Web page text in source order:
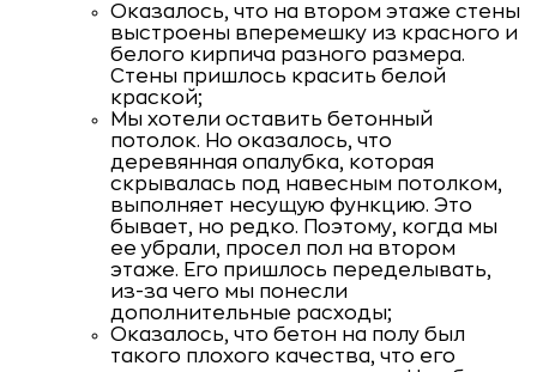
Оказалось, что на втором этаже стены
выстроены вперемешку из красного и
белого кирпича разного размера.
Стены пришлось красить белой
краской;
Мы хотели оставить бетонный
потолок. Но оказалось, что
деревянная опалубка, которая
скрывалась под навесным потолком,
выполняет несущую функцию. Это
бывает, но редко. Поэтому, когда мы
ее убрали, просел пол на втором
этаже. Его пришлось переделывать,
из-за чего мы понесли
дополнительные расходы;
Оказалось, что бетон на полу был
такого плохого качества, что его